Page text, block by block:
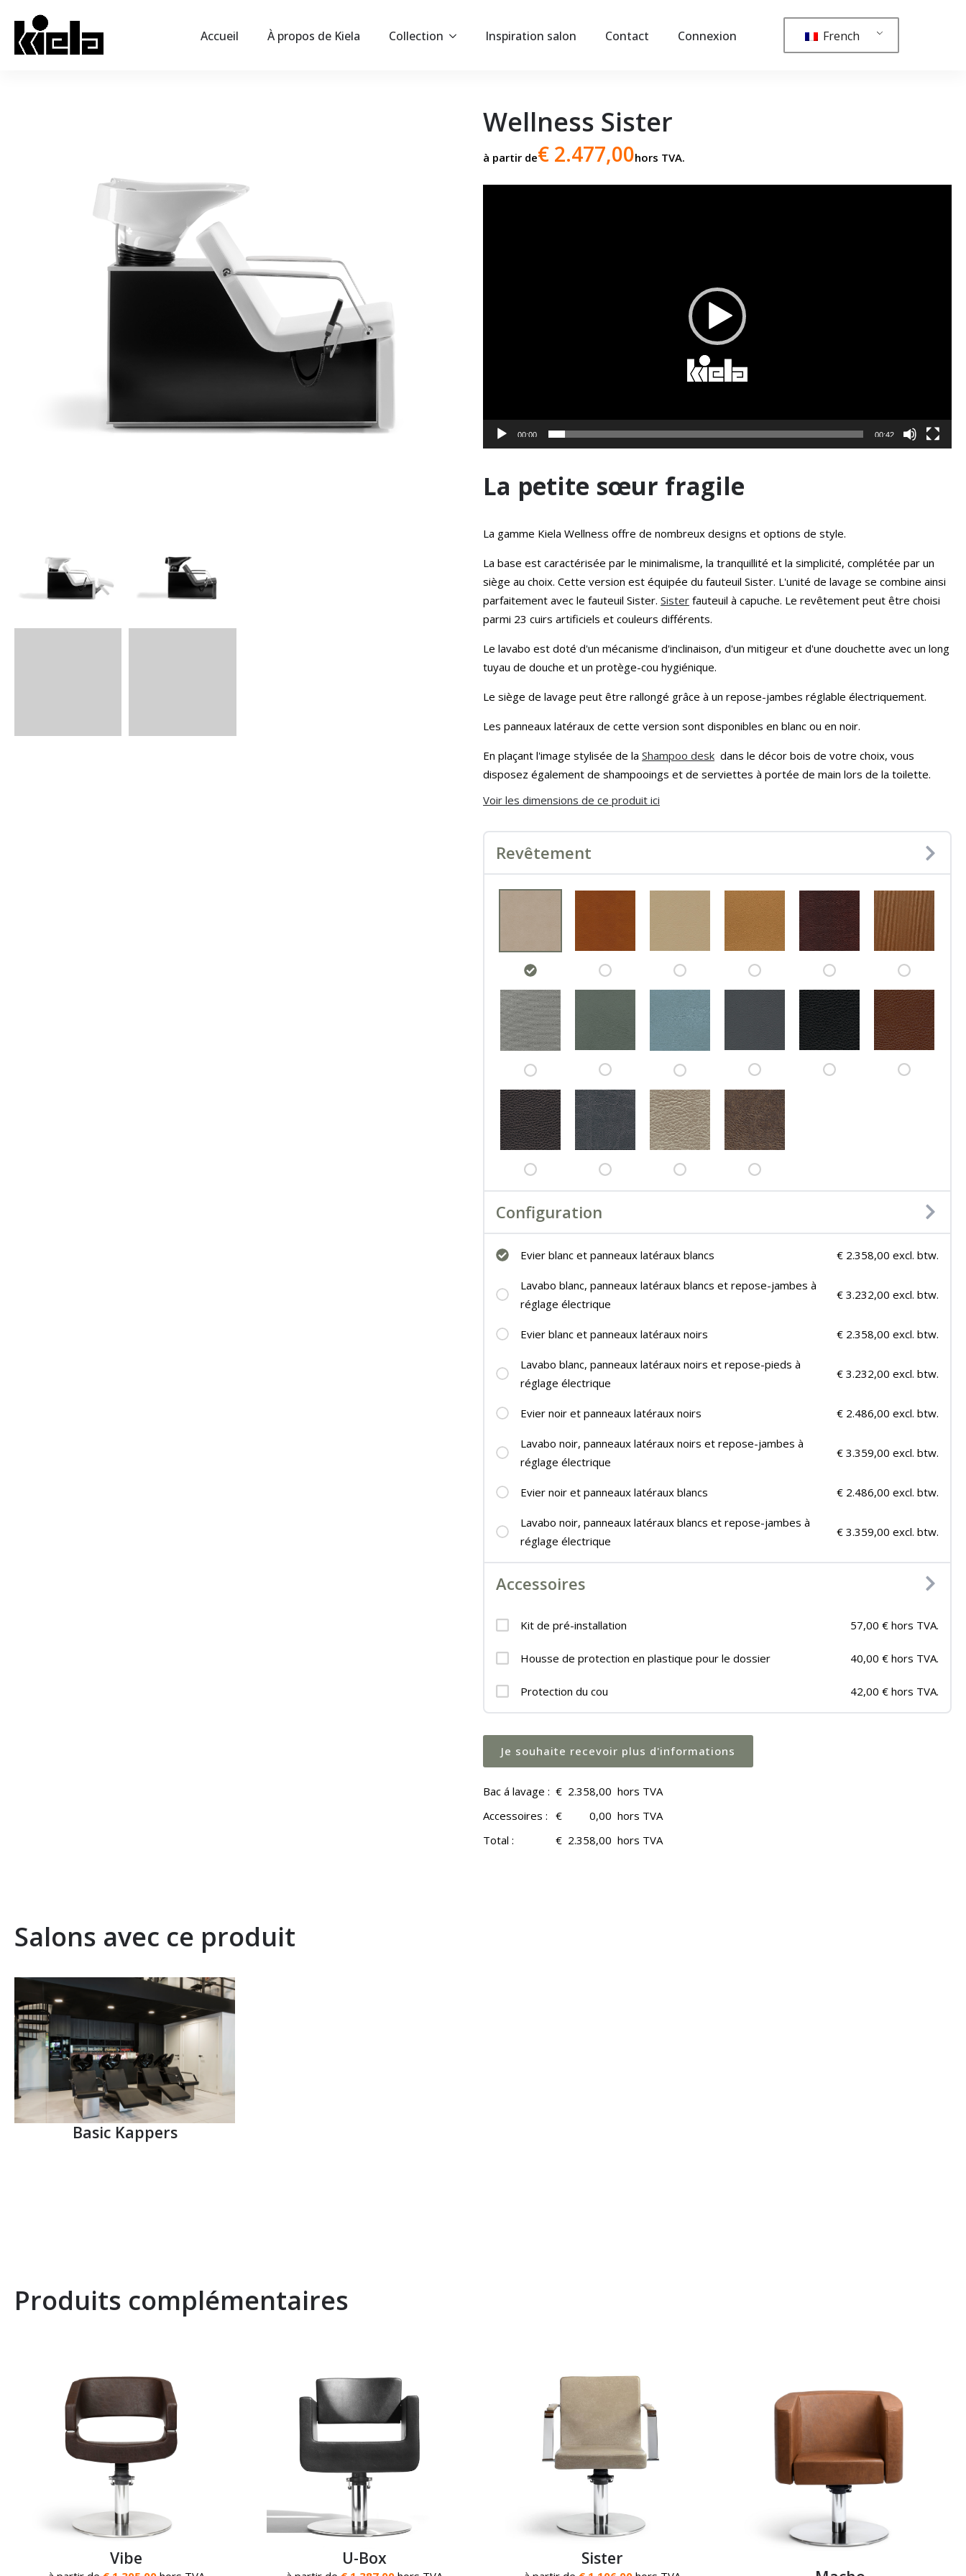
Accueil À propos de Kiela Collection Inspiration salon Contact Connexion French
Wellness Sister
à partir de€ 2.477,00hors TVA.
00:00 00:42
La petite sœur fragile
La gamme Kiela Wellness offre de nombreux designs et options de style.
La base est caractérisée par le minimalisme, la tranquillité et la simplicité, complétée par un
siège au choix. Cette version est équipée du fauteuil Sister. L'unité de lavage se combine ainsi
parfaitement avec le fauteuil Sister. Sister fauteuil à capuche. Le revêtement peut être choisi
parmi 23 cuirs artificiels et couleurs différents.
Le lavabo est doté d'un mécanisme d'inclinaison, d'un mitigeur et d'une douchette avec un long
tuyau de douche et un protège-cou hygiénique.
Le siège de lavage peut être rallongé grâce à un repose-jambes réglable électriquement.
Les panneaux latéraux de cette version sont disponibles en blanc ou en noir.
En plaçant l'image stylisée de la Shampoo desk dans le décor bois de votre choix, vous
disposez également de shampooings et de serviettes à portée de main lors de la toilette.
Voir les dimensions de ce produit ici
Revêtement
Configuration
Evier blanc et panneaux latéraux blancs € 2.358,00 excl. btw.
Lavabo blanc, panneaux latéraux blancs et repose-jambes à
réglage électrique
€ 3.232,00 excl. btw.
Evier blanc et panneaux latéraux noirs € 2.358,00 excl. btw.
Lavabo blanc, panneaux latéraux noirs et repose-pieds à
réglage électrique
€ 3.232,00 excl. btw.
Evier noir et panneaux latéraux noirs € 2.486,00 excl. btw.
Lavabo noir, panneaux latéraux noirs et repose-jambes à
réglage électrique
€ 3.359,00 excl. btw.
Evier noir et panneaux latéraux blancs € 2.486,00 excl. btw.
Lavabo noir, panneaux latéraux blancs et repose-jambes à
réglage électrique
€ 3.359,00 excl. btw.
Accessoires
Kit de pré-installation 57,00 € hors TVA.
Housse de protection en plastique pour le dossier 40,00 € hors TVA.
Protection du cou 42,00 € hors TVA.
Je souhaite recevoir plus d'informations
Bac á lavage : € 2.358,00 hors TVA
Accessoires : € 0,00 hors TVA
Total :
€ 2.358,00 hors TVA
Salons avec ce produit
Basic Kappers
Produits complémentaires
Vibe U-Box Sister